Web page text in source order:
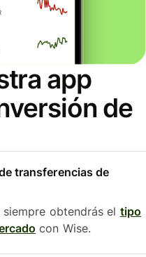
app
de
transferencias de
obtendrás el tipo
con Wise.